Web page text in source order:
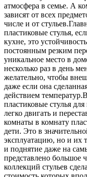
атмосфера в семье. А
зависят от всех
числе и от
пластиковые стулья,
кухне, это
постоянным резким
уникальное место в
несколько раз в день
желательно, чтобы
даже если она
действием
пластиковые стулья
легко двигать и
комнаты в комнату
дети. Это в
эксплуатацию, но и их
и поднятие даже на
представлено большое
коллекций стульев